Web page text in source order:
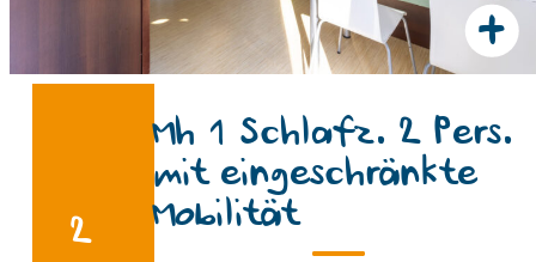
+
2
Mh 1 Schlafz. 2 Pers.
mit eingeschränkte
Mobilität